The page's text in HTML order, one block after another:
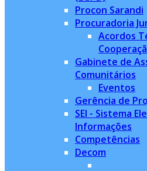
Procon Sarandi
Procuradoria
Acordos
Gabinete de
Comunitários
Eventos
Gerência de
SEI - Sistema
Informações
Competências
Decom